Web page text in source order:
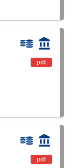
pdf
pdf